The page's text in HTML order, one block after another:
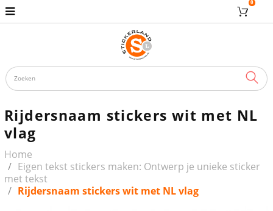
0
Rijdersnaam stickers wit met NL
vlag
Home
Eigen tekst stickers maken: Ontwerp je unieke sticker
met tekst
Rijdersnaam stickers wit met NL vlag